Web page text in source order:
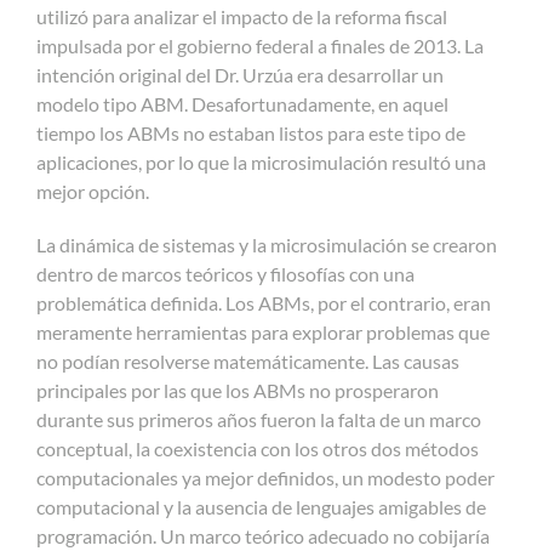
utilizó para analizar el impacto de la reforma fiscal
impulsada por el gobierno federal a finales de 2013. La
intención original del Dr. Urzúa era desarrollar un
modelo tipo ABM. Desafortunadamente, en aquel
tiempo los ABMs no estaban listos para este tipo de
aplicaciones, por lo que la microsimulación resultó una
mejor opción.
La dinámica de sistemas y la microsimulación se crearon
dentro de marcos teóricos y filosofías con una
problemática definida. Los ABMs, por el contrario, eran
meramente herramientas para explorar problemas que
no podían resolverse matemáticamente. Las causas
principales por las que los ABMs no prosperaron
durante sus primeros años fueron la falta de un marco
conceptual, la coexistencia con los otros dos métodos
computacionales ya mejor definidos, un modesto poder
computacional y la ausencia de lenguajes amigables de
programación. Un marco teórico adecuado no cobijaría